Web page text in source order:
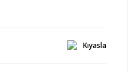
Kıyasla